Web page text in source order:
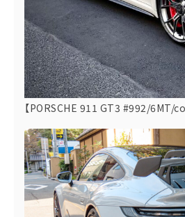
【PORSCHE 911 GT3 #992/6MT/